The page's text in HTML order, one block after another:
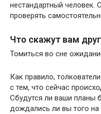
нестандартный человек.
проверять
Что скажут вам
Томиться во сне
Как правило,
с тем, что сейчас
Сбудутся ли ваши планы
дождались ли вы того на